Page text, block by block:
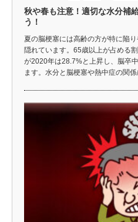
秋や春も注意！適切な水分補
う！
夏の脳梗塞には高齢の方が特に陥
隠れています。65歳以上が占める
が2020年は28.7%と上昇し、脳卒
ます。水分と脳梗塞や熱中症の関係